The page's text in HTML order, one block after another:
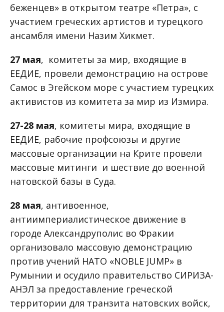
беженцев» в открытом театре «Петра», с
участием греческих артистов и турецкого
ансамбля имени Назим Хикмет.
27 мая, комитеты за мир, входящие в
ЕЕДИЕ, провели демонстрацию на острове
Самос в Эгейском море с участием турецких
активистов из комитета за мир из Измира.
27-28 мая, комитеты мира, входящие в
ЕЕДИЕ, рабочие профсоюзы и другие
массовые организации на Крите провели
массовые митинги и шествие до военной
натовской базы в Суда.
28 мая, антивоенное,
антиимпериалистическое движение в
городе Александруполис во Фракии
организовало массовую демонстрацию
против учений НАТО «NOBLE JUMP» в
Румынии и осудило правительство СИРИЗА-
АНЭЛ за предоставление греческой
территории для транзита натовских войск,